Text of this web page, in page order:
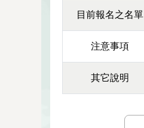
目前報名之名單
注意事項
其它說明